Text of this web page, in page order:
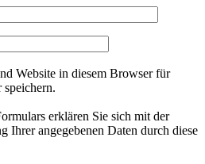
Website in diesem Browser für
speichern.
erklären Sie sich mit der
Ihrer angegebenen Daten durch diese